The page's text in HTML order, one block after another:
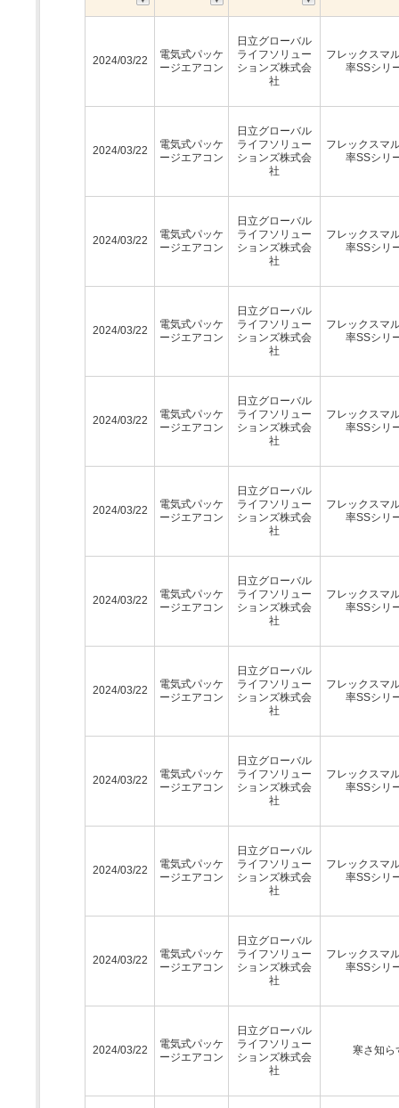
2024/03/22
電気式パッケ
ージエアコン
日立グローバル
ライフソリュー
ションズ株式会
社
フレックスマ
率SSシリ
2024/03/22
電気式パッケ
ージエアコン
日立グローバル
ライフソリュー
ションズ株式会
社
フレックスマ
率SSシリ
2024/03/22
電気式パッケ
ージエアコン
日立グローバル
ライフソリュー
ションズ株式会
社
フレックスマ
率SSシリ
2024/03/22
電気式パッケ
ージエアコン
日立グローバル
ライフソリュー
ションズ株式会
社
フレックスマ
率SSシリ
2024/03/22
電気式パッケ
ージエアコン
日立グローバル
ライフソリュー
ションズ株式会
社
フレックスマ
率SSシリ
2024/03/22
電気式パッケ
ージエアコン
日立グローバル
ライフソリュー
ションズ株式会
社
フレックスマ
率SSシリ
2024/03/22
電気式パッケ
ージエアコン
日立グローバル
ライフソリュー
ションズ株式会
社
フレックスマ
率SSシリ
2024/03/22
電気式パッケ
ージエアコン
日立グローバル
ライフソリュー
ションズ株式会
社
フレックスマ
率SSシリ
2024/03/22
電気式パッケ
ージエアコン
日立グローバル
ライフソリュー
ションズ株式会
社
フレックスマ
率SSシリ
2024/03/22
電気式パッケ
ージエアコン
日立グローバル
ライフソリュー
ションズ株式会
社
フレックスマ
率SSシリ
2024/03/22
電気式パッケ
ージエアコン
日立グローバル
ライフソリュー
ションズ株式会
社
フレックスマ
率SSシリ
2024/03/22
電気式パッケ
ージエアコン
日立グローバル
ライフソリュー
ションズ株式会
社
寒さ知ら